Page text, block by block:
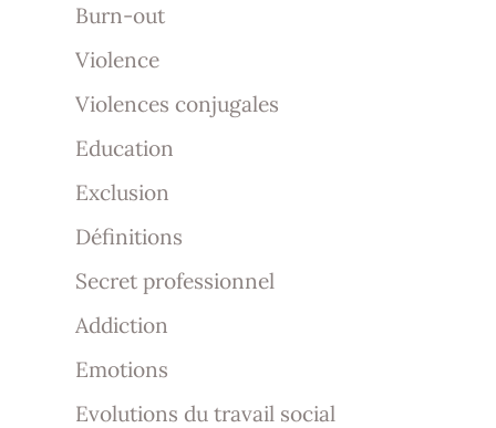
Burn-out
Violence
Violences conjugales
Education
Exclusion
Définitions
Secret professionnel
Addiction
Emotions
Evolutions du travail social